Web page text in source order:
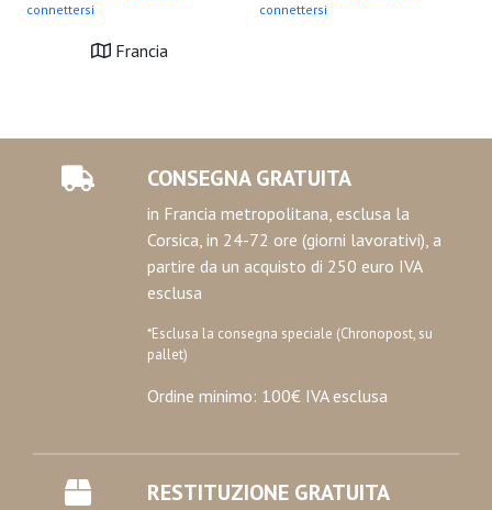
connettersi
Francia
connettersi
CONSEGNA GRATUITA
in Francia metropolitana, esclusa la
Corsica, in 24-72 ore (giorni lavorativi), a
partire da un acquisto di 250 euro IVA
esclusa
*Esclusa la consegna speciale (Chronopost, su
pallet)
Ordine minimo: 100€ IVA esclusa
RESTITUZIONE GRATUITA